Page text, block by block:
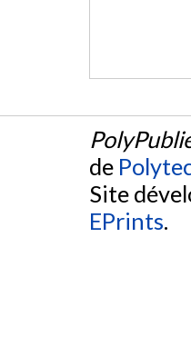
de
Site
EPrints.